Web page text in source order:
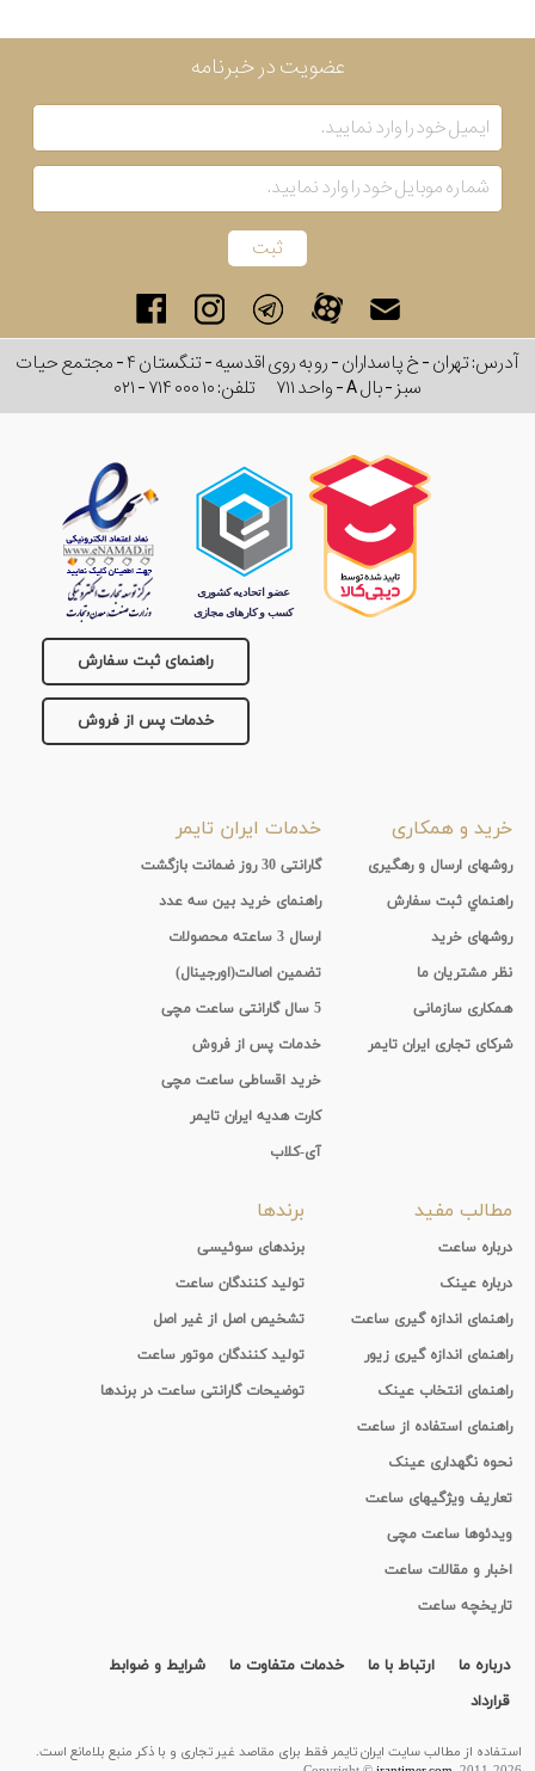
دسته
اصالت
کشور
برند
رنگ
میزان
لنز
میزان
یوی
عضویت در خبرنامه
آدرس: تهران - خ پاسداران - رو به روی اقدسیه - تنگستان ۴ - مجتمع حیات
سبز - بال A - واحد ۷۱۱
تلفن:۰۲۱ - ۷۱۴ ۰۰۰ ۱۰
راهنمای ثبت سفارش
خدمات پس از فروش
خرید و همکاری
روشهای ارسال و رهگیری
راهنماي ثبت سفارش
روشهای خرید
نظر مشتریان ما
همکاری سازمانی
شرکای تجاری ایران تایمر
خدمات ایران تایمر
گارانتی 30 روز ضمانت بازگشت
راهنمای خرید بین سه عدد
ارسال 3 ساعته محصولات
تضمین اصالت(اورجینال)
5 سال گارانتی ساعت مچی
خدمات پس از فروش
خرید اقساطی ساعت مچی
کارت هدیه ایران تایمر
آی-کلاب
مطالب مفید
درباره ساعت
درباره عینک
راهنمای اندازه گیری ساعت
راهنمای اندازه گیری زیور
راهنمای انتخاب عینک
راهنمای استفاده از ساعت
نحوه نگهداری عینک
تعاریف ویژگیهای ساعت
ویدئوها ساعت مچی
اخبار و مقالات ساعت
تاریخچه ساعت
برندها
برندهای سوئیسی
تولید کنندگان ساعت
تشخیص اصل از غیر اصل
تولید کنندگان موتور ساعت
توضیحات گارانتی ساعت در برندها
درباره ما ارتباط با ما خدمات متفاوت ما
شرایط و ضوابط
قرارداد
استفاده از مطالب سايت ایران تایمر فقط برای مقاصد غیر تجاری و با ذکر منبع بلامانع است.